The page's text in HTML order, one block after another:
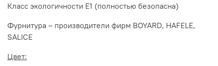
Декоративные накладки и элементы гостиной
ДЖОКОНДА выполнены из ППУ и ПУ
Декоративные элементы покрыты золотой патиной,
Класс экологичности Е1 (полностью безопасна)
Фурнитура – производители фирм BOYARD, HAFELE,
SALICE
Цвет: